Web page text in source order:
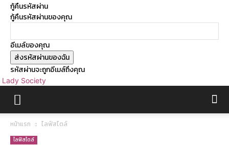
กู้คืนรหัสผ่าน
กู้คืนรหัสผ่านของคุณ
อีเมล์ของคุณ
รหัสผ่านจะถูกอีเมล์ถึงคุณ
Lady Society
หน้าแรก ไลฟ์สไตล์
ไลฟ์สไตล์